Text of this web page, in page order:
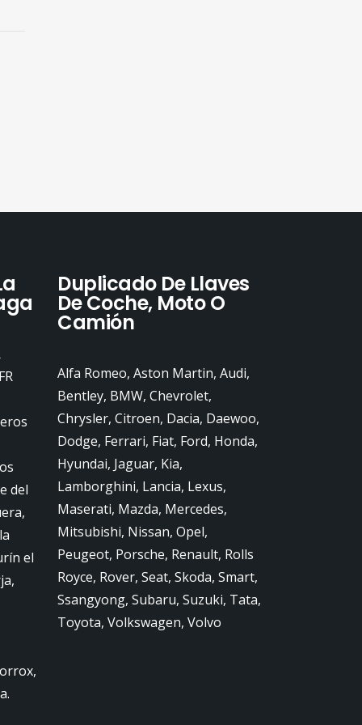
del
el
Duplicado De Llaves
De Coche, Moto O
Camión
Alfa Romeo, Aston Martin, Audi,
Bentley, BMW, Chevrolet,
Chrysler, Citroen, Dacia, Daewoo,
Dodge, Ferrari, Fiat, Ford, Honda,
Hyundai, Jaguar, Kia,
Lamborghini, Lancia, Lexus,
Maserati, Mazda, Mercedes,
Mitsubishi, Nissan, Opel,
Peugeot, Porsche, Renault, Rolls
Royce, Rover, Seat, Skoda, Smart,
Ssangyong, Subaru, Suzuki, Tata,
Toyota, Volkswagen, Volvo